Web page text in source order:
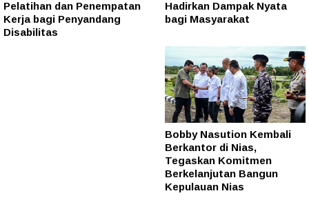
Pelatihan dan Penempatan
Kerja bagi Penyandang
Disabilitas
Hadirkan Dampak Nyata
bagi Masyarakat
Bobby Nasution Kembali
Berkantor di Nias,
Tegaskan Komitmen
Berkelanjutan Bangun
Kepulauan Nias